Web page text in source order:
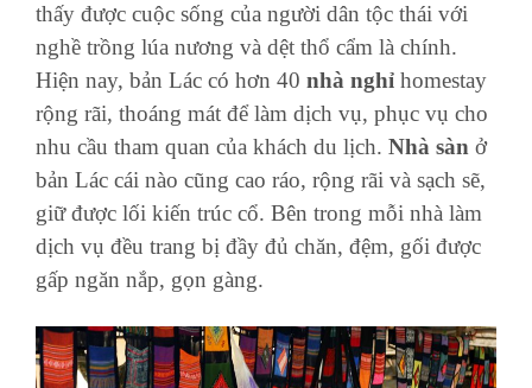
thấy được cuộc sống của người dân tộc thái với
nghề trồng lúa nương và dệt thổ cẩm là chính.
Hiện nay, bản Lác có hơn 40 nhà nghỉ homestay
rộng rãi, thoáng mát để làm dịch vụ, phục vụ cho
nhu cầu tham quan của khách du lịch. Nhà sàn ở
bản Lác cái nào cũng cao ráo, rộng rãi và sạch sẽ,
giữ được lối kiến trúc cổ. Bên trong mỗi nhà làm
dịch vụ đều trang bị đầy đủ chăn, đệm, gối được
gấp ngăn nắp, gọn gàng.